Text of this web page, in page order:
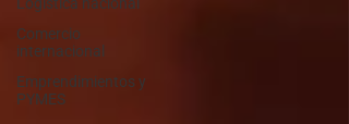
Comercio
internacional
Emprendimientos y
PYMES